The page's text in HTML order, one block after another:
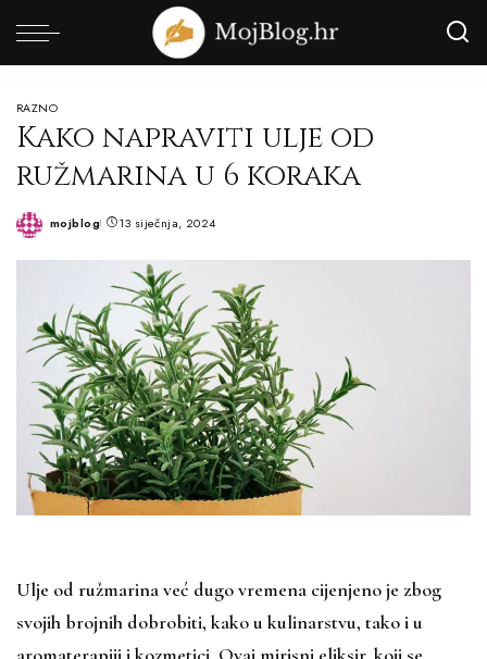
RAZNO
Kako napraviti ulje od
ružmarina u 6 koraka
Posted
mojblog 13 siječnja, 2024
Ulje od ružmarina već dugo vremena cijenjeno je zbog
svojih brojnih dobrobiti, kako u kulinarstvu, tako i u